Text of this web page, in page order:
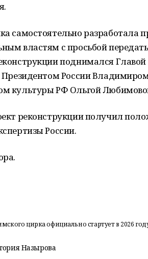
самостоятельно разработала
властям с просьбой
поднимался
Президентом России
культуры РФ Ольгой
реконструкции получил
России.
цирка официально стартует в 2026
Назырова